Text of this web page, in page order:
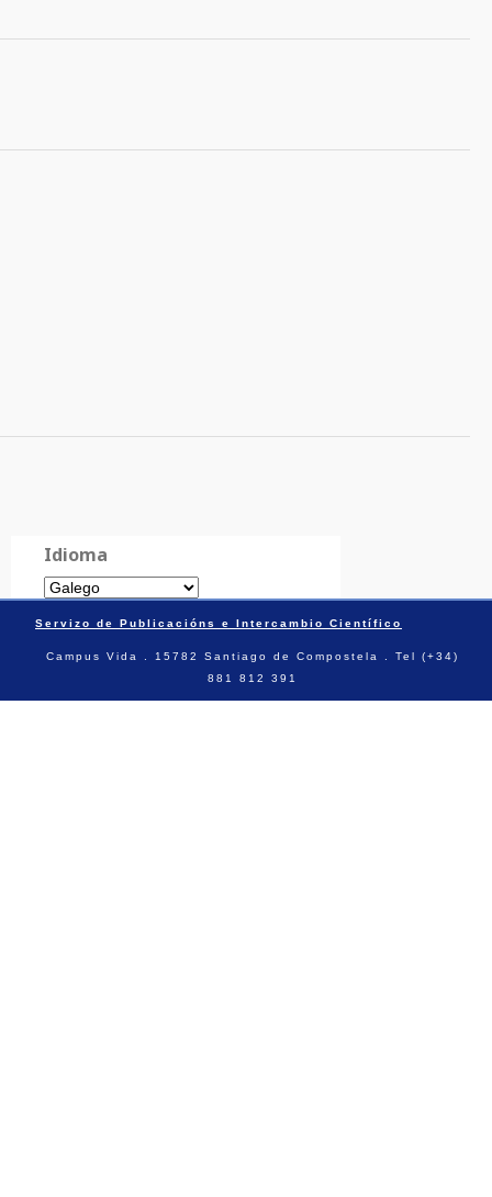
Idioma
Servizo de Publicacións e Intercambio Científico
Campus Vida . 15782 Santiago de Compostela . Tel (+34)
881 812 391